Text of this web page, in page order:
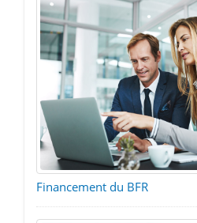
Financement du BFR